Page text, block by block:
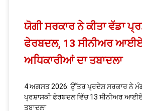
ਯੋਗੀ ਸਰਕਾਰ ਨੇ ਕੀਤਾ ਵੱਡਾ
ਫੇਰਬਦਲ, 13 ਸੀਨੀਅਰ
ਅਧਿਕਾਰੀਆਂ ਦਾ ਤਬਾਦਲਾ
4 ਅਗਸਤ 2026: ਉੱਤਰ ਪ੍ਰਦੇਸ਼ ਸਰਕਾਰ ਨੇ
ਪ੍ਰਸ਼ਾਸਕੀ ਫੇਰਬਦਲ ਵਿੱਚ 13 ਸੀਨੀਅਰ
ਤਬਾਦਲਾ